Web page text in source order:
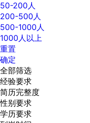
50-200人
200-500人
500-1000人
1000人以上
重置
确定
全部筛选
经验要求
简历完整度
性别要求
学历要求